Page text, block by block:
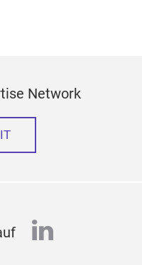
Network
linkedin